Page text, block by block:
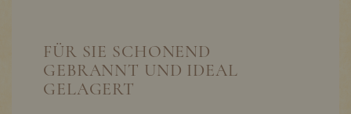
FÜR SIE SCHONEND
GEBRANNT UND IDEAL
GELAGERT